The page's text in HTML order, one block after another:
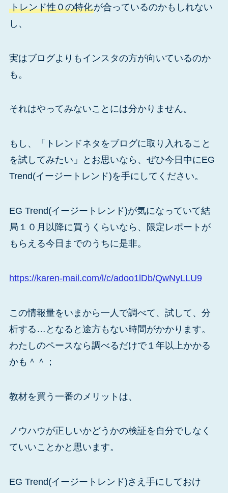
トレンド性０の特化が合っているのかもしれない
し、
実はブログよりもインスタの方が向いているのか
も。
それはやってみないことには分かりません。
もし、「トレンドネタをブログに取り入れること
を試してみたい」とお思いなら、ぜひ今日中にEG
Trend(イージートレンド)を手にしてください。
EG Trend(イージートレンド)が気になっていて結
局１０月以降に買うくらいなら、限定レポートが
もらえる今日までのうちに是非。
https://karen-mail.com/l/c/adoo1lDb/QwNyLLU9
この情報量をいまから一人で調べて、試して、分
析する…となると途方もない時間がかかります。
わたしのペースなら調べるだけで１年以上かかる
かも＾＾；
教材を買う一番のメリットは、
ノウハウが正しいかどうかの検証を自分でしなく
ていいことかと思います。
EG Trend(イージートレンド)さえ手にしておけ